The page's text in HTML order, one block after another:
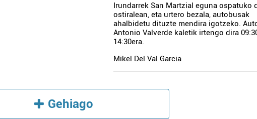
Irundarrek San Martzial eguna ospatuko
ostiralean, eta urtero bezala, autobusak
ahalbidetu dituzte mendira igotzeko.
Antonio Valverde kaletik irtengo dira
14:30era.
Mikel Del Val Garcia
Gehiago